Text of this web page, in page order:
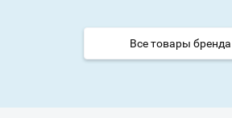
Все товары бренда